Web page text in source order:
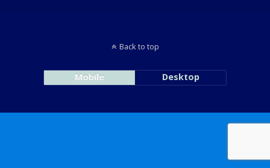
Back to top
Mobile Desktop